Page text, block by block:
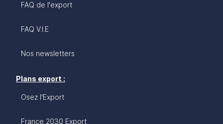
FAQ de l'export
FAQ V.I.E
Nos newsletters
Plans export :
Osez l'Export
France 2030 Export